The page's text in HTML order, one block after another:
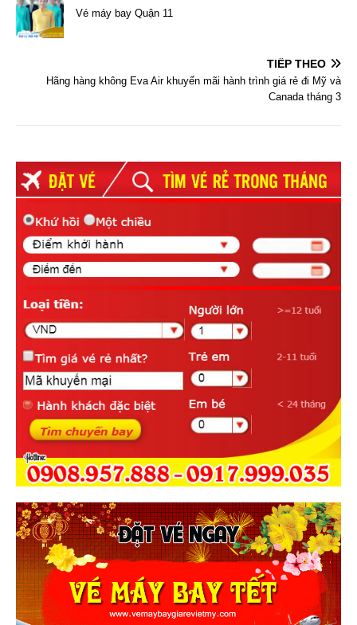
Vé máy bay Quận 11
TIẾP THEO
Hãng hàng không Eva Air khuyến mãi hành trình giá rẻ đi Mỹ và
Canada tháng 3